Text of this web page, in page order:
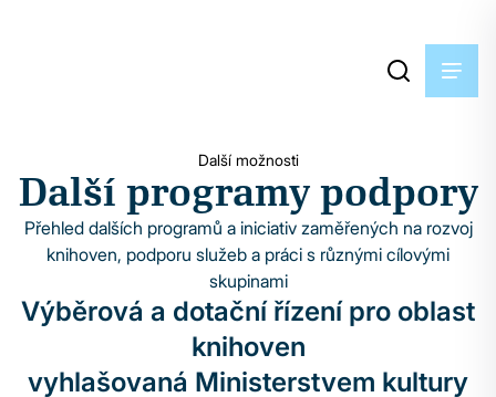
Další možnosti
Další programy podpory
Přehled dalších programů a iniciativ zaměřených na rozvoj
knihoven, podporu služeb a práci s různými cílovými
skupinami
Výběrová a dotační řízení pro oblast
knihoven
vyhlašovaná Ministerstvem kultury